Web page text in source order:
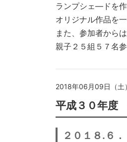
ランプシェ―ドを作
オリジナル作品を
また、参加者から
親子２５組５７名
2018年06月09日（土）
平成３０年度
２０１８.６．